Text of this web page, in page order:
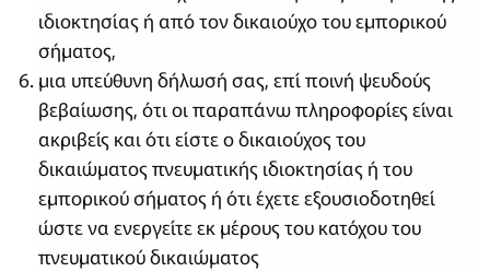
ιδιοκτησίας ή από τον δικαιούχο του εμπορικού
σήματος,
μια υπεύθυνη δήλωσή σας, επί ποινή ψευδούς
βεβαίωσης, ότι οι παραπάνω πληροφορίες είναι
ακριβείς και ότι είστε ο δικαιούχος του
δικαιώματος πνευματικής ιδιοκτησίας ή του
εμπορικού σήματος ή ότι έχετε εξουσιοδοτηθεί
ώστε να ενεργείτε εκ μέρους του κατόχου του
πνευματικού δικαιώματος